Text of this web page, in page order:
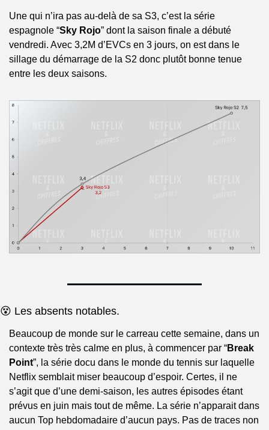
Une qui n’ira pas au-delà de sa S3, c’est la série
espagnole “Sky Rojo” dont la saison finale a débuté
vendredi. Avec 3,2M d’EVCs en 3 jours, on est dans le
sillage du démarrage de la S2 donc plutôt bonne tenue
entre les deux saisons.
😵 Les absents notables.
Beaucoup de monde sur le carreau cette semaine, dans un
contexte très très calme en plus, à commencer par “Break
Point”, la série docu dans le monde du tennis sur laquelle
Netflix semblait miser beaucoup d’espoir. Certes, il ne
s’agit que d’une demi-saison, les autres épisodes étant
prévus en juin mais tout de même. La série n’apparait dans
aucun Top hebdomadaire d’aucun pays. Pas de traces non